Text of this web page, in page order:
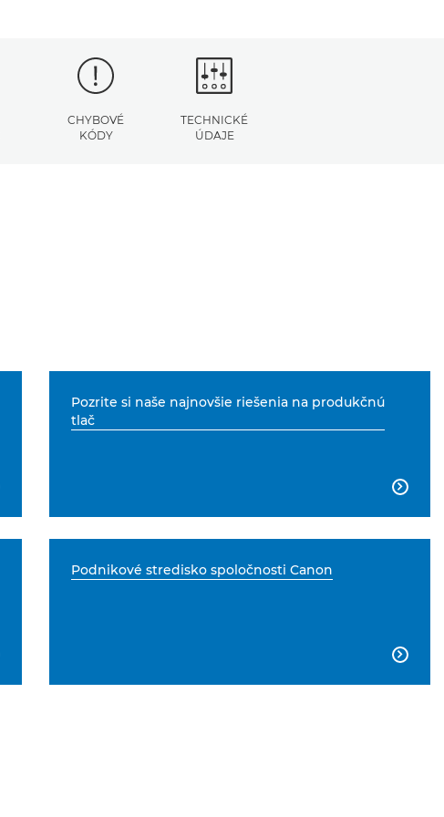
CHYBOVÉ
KÓDY
TECHNICKÉ
ÚDAJE
Pozrite si naše najnovšie riešenia na produkčnú
tlač

Podnikové stredisko spoločnosti Canon
